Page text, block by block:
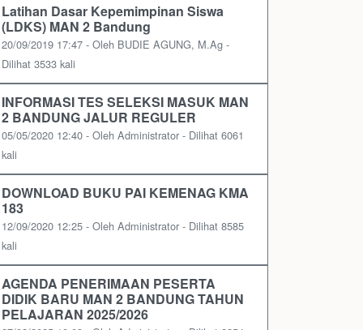
Latihan Dasar Kepemimpinan Siswa
(LDKS) MAN 2 Bandung
20/09/2019 17:47 - Oleh BUDIE AGUNG, M.Ag -
Dilihat 3533 kali
INFORMASI TES SELEKSI MASUK MAN
2 BANDUNG JALUR REGULER
05/05/2020 12:40 - Oleh Administrator - Dilihat 6061
kali
DOWNLOAD BUKU PAI KEMENAG KMA
183
12/09/2020 12:25 - Oleh Administrator - Dilihat 8585
kali
AGENDA PENERIMAAN PESERTA
DIDIK BARU MAN 2 BANDUNG TAHUN
PELAJARAN 2025/2026